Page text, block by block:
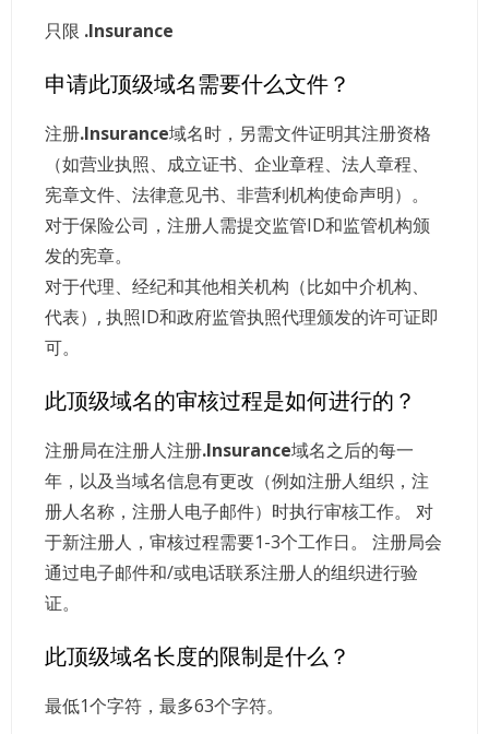
只限 .Insurance
申请此顶级域名需要什么文件？
注册.Insurance域名时，另需文件证明其注册资格
（如营业执照、成立证书、企业章程、法人章程、
宪章文件、法律意见书、非营利机构使命声明）。
对于保险公司，注册人需提交监管ID和监管机构颁
发的宪章。
对于代理、经纪和其他相关机构（比如中介机构、
代表）, 执照ID和政府监管执照代理颁发的许可证即
可。
此顶级域名的审核过程是如何进行的？
注册局在注册人注册.Insurance域名之后的每一
年，以及当域名信息有更改（例如注册人组织，注
册人名称，注册人电子邮件）时执行审核工作。 对
于新注册人，审核过程需要1-3个工作日。 注册局会
通过电子邮件和/或电话联系注册人的组织进行验
证。
此顶级域名长度的限制是什么？
最低1个字符，最多63个字符。